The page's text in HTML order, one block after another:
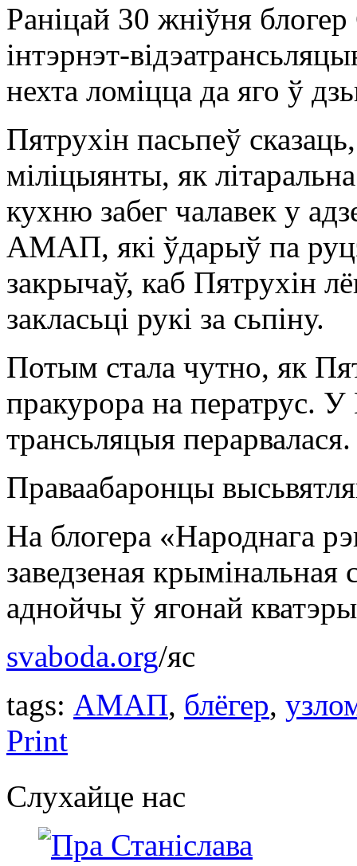
Раніцай 30 жніўня
інтэрнэт-
нехта ломіцца да яго ў
Пятрухін пасьпеў
міліцыянты, як
кухню забег чалавек у
АМАП, які ўдарыў па
закрычаў, каб Пятрухін
закласьці рукі за сьпіну.
Потым стала чутно, як
пракурора на ператрус. У
трансьляцыя перарвалася.
Праваабаронцы
На блогера «Народнага
заведзеная крымінальная
аднойчы ў ягонай
svaboda.org/яс
tags: АМАП, блёгер,
Print
Слухайце нас